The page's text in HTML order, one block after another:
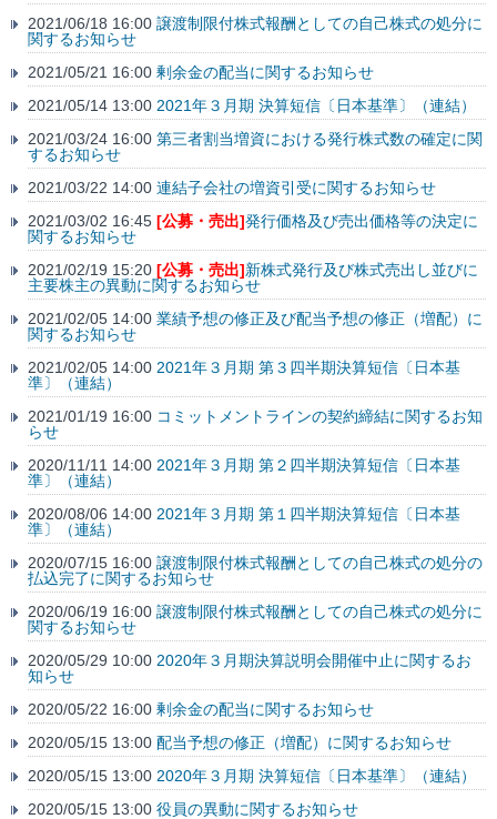
2021/06/18 16:00 譲渡制限付株式報酬としての自己株式の処分に
関するお知らせ
2021/05/21 16:00 剰余金の配当に関するお知らせ
2021/05/14 13:00 2021年３月期 決算短信〔日本基準〕（連結）
2021/03/24 16:00 第三者割当増資における発行株式数の確定に関
するお知らせ
2021/03/22 14:00 連結子会社の増資引受に関するお知らせ
2021/03/02 16:45 [公募・売出]発行価格及び売出価格等の決定に
関するお知らせ
2021/02/19 15:20 [公募・売出]新株式発行及び株式売出し並びに
主要株主の異動に関するお知らせ
2021/02/05 14:00 業績予想の修正及び配当予想の修正（増配）に
関するお知らせ
2021/02/05 14:00 2021年３月期 第３四半期決算短信〔日本基
準〕（連結）
2021/01/19 16:00 コミットメントラインの契約締結に関するお知
らせ
2020/11/11 14:00 2021年３月期 第２四半期決算短信〔日本基
準〕（連結）
2020/08/06 14:00 2021年３月期 第１四半期決算短信〔日本基
準〕（連結）
2020/07/15 16:00 譲渡制限付株式報酬としての自己株式の処分の
払込完了に関するお知らせ
2020/06/19 16:00 譲渡制限付株式報酬としての自己株式の処分に
関するお知らせ
2020/05/29 10:00 2020年３月期決算説明会開催中止に関するお
知らせ
2020/05/22 16:00 剰余金の配当に関するお知らせ
2020/05/15 13:00 配当予想の修正（増配）に関するお知らせ
2020/05/15 13:00 2020年３月期 決算短信〔日本基準〕（連結）
2020/05/15 13:00 役員の異動に関するお知らせ